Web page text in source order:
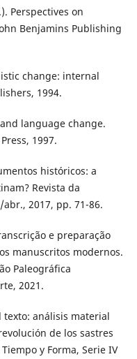
Perspectives on
Benjamins Publishing
change: internal
1994.
language change.
1997.
históricos: a
Revista da
2017, pp. 71-86.
e preparação
manuscritos modernos.
Paleográfica
2021.
texto: análisis material
de los sastres
y Forma, Serie IV